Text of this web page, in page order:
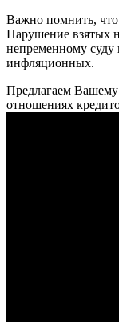
Важно помнить, что
Нарушение взятых
непременному
инфляционных.
Предлагаем
отношениях